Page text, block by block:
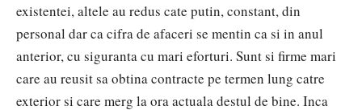
existentei, altele au redus cate putin, constant, din
personal dar ca cifra de afaceri se mentin ca si in anul
anterior, cu siguranta cu mari eforturi. Sunt si firme mari
care au reusit sa obtina contracte pe termen lung catre
exterior si care merg la ora actuala destul de bine. Inca